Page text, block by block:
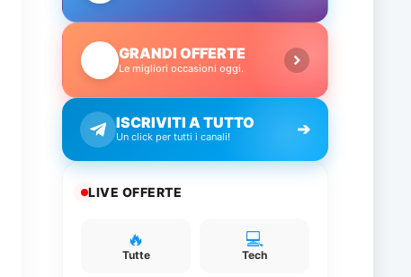
GRANDI OFFERTE
Le migliori occasioni oggi.
ISCRIVITI A TUTTO
Un click per tutti i canali! ➔
LIVE OFFERTE
🔥
Tutte
💻
Tech